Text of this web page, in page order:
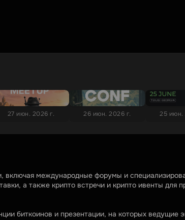
27 июн. 2026 г. 26 июн. 2026 г. 25 июн.
включая международные форумы и
а также крипто встречи и крипто ивенты для
биткоинов и презентации, на которых ведущие